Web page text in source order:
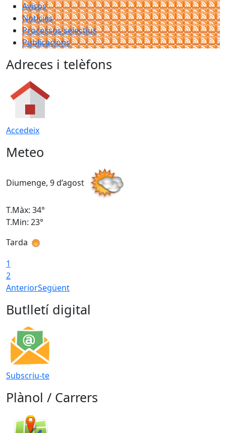
Avisos
Notícies
Processos selectius
Publicacions
Adreces i telèfons
Accedeix
Meteo
Diumenge, 9 d’agost
T.Màx: 34°
T.Min: 23°
Tarda
1
2
AnteriorSegüent
Butlletí digital
Subscriu-te
Plànol / Carrers